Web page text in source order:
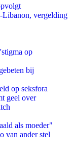
Libanon, vergelding
op
bij
op seksfora
geel over
als moeder"
van ander stel